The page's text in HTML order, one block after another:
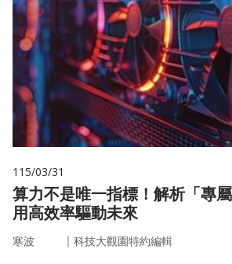
115/03/31
算力不是唯一指標！解析「專
用高效率驅動未來
寒波 ｜ 科技大觀園特約編輯